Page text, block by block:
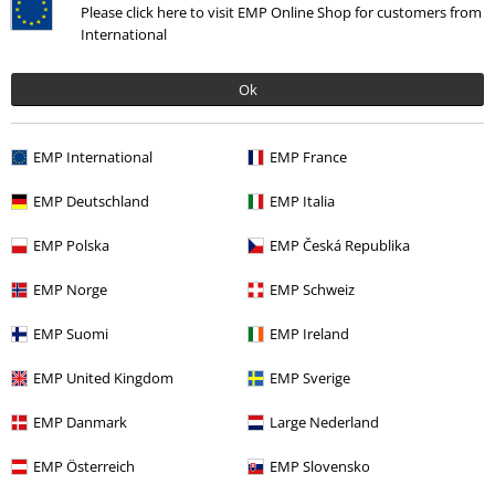
Please click here to visit EMP Online Shop for customers from
International
Ok
EMP International EMP France
EMP Deutschland EMP Italia
EMP Polska EMP Česká Republika
EMP Norge EMP Schweiz
EMP Suomi EMP Ireland
EMP United Kingdom EMP Sverige
EMP Danmark Large Nederland
EMP Österreich EMP Slovensko
Nuestro servicio de atención al cliente está a tu
disposición
información
Servicio Atención al Cliente
Ayuda (FAQ)
Política de Devolución
Devolver un artículo
Información de tallas generales